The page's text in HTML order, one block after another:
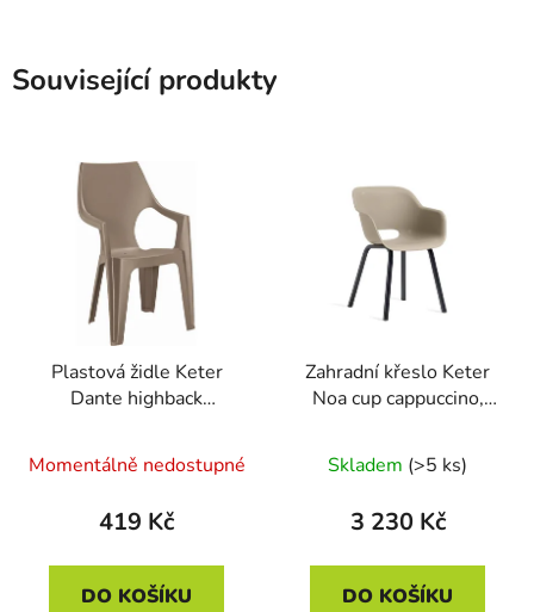
Související produkty
Plastová židle Keter
Dante highback
Momentálně nedostupné
419 Kč
DO KOŠÍKU
Zahradní křeslo Keter
Noa cup cappuccino,
Skladem (>5 ks)
3 230 Kč
DO KOŠÍKU